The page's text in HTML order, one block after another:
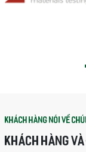
KHÁCH HÀNG NÓI VỀ
KHÁCH HÀNG